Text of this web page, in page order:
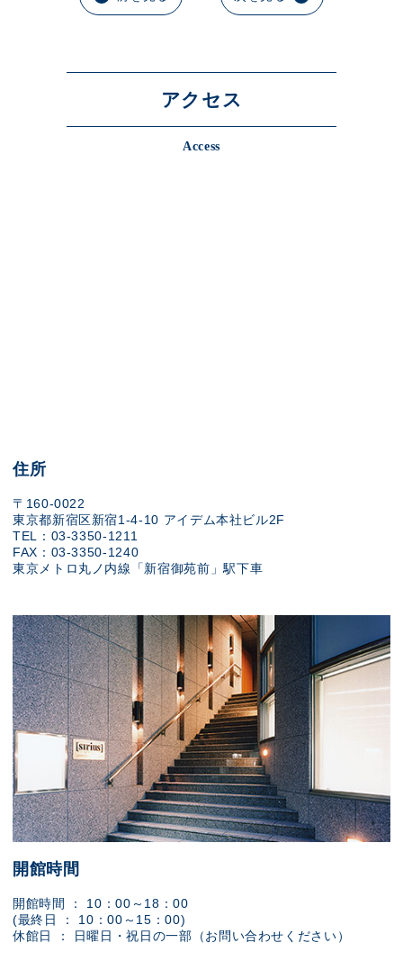
アクセス
Access
住所
〒160-0022
東京都新宿区新宿1-4-10 アイデム本社ビル2F
TEL：03-3350-1211
FAX：03-3350-1240
東京メトロ丸ノ内線「新宿御苑前」駅下車
開館時間
開館時間 ： 10：00～18：00
(最終日 ： 10：00～15：00)
休館日 ： 日曜日・祝日の一部（お問い合わせください）